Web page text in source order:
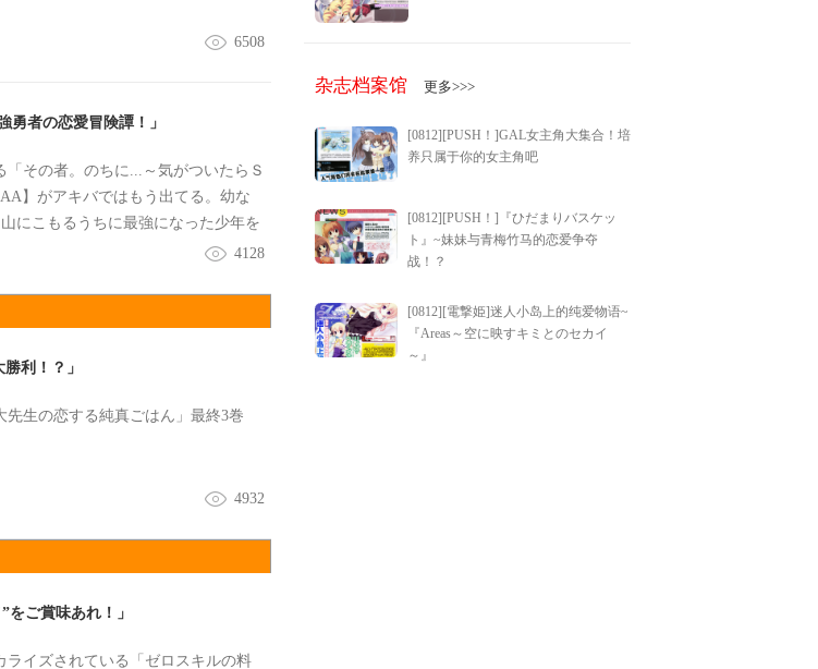
6508
者の恋愛冒険譚！」
その者。のちに...～気がついたらＳ
】がアキバではもう出てる。幼な
にこもるうちに最強になった少年を
4128
利！？」
生の恋する純真ごはん」最終3巻
4932
ご賞味あれ！」
イズされている「ゼロスキルの料
杂志档案馆 更多>>>
[0812][PUSH！]GAL女主角大集合！培
养只属于你的女主角吧
[0812][PUSH！]『ひだまりバスケッ
ト』~妹妹与青梅竹马的恋爱争夺
战！？
[0812][電撃姫]迷人小岛上的纯爱物语~
『Areas～空に映すキミとのセカイ
～』